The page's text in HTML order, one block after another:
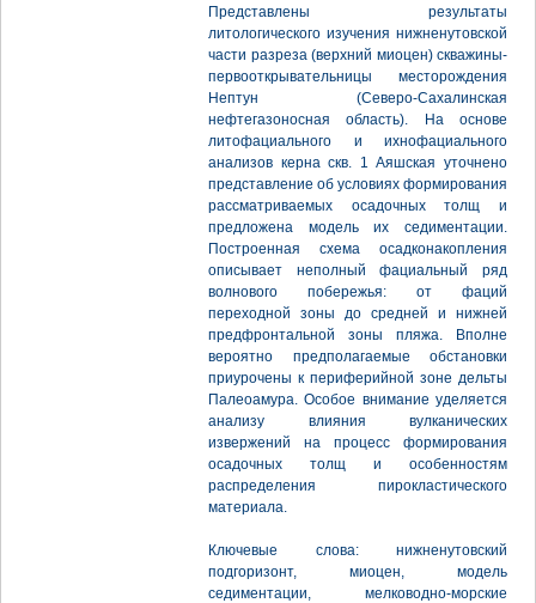
Представлены результаты
литологического изучения нижненутовской
части разреза (верхний миоцен) скважины-
первооткрывательницы месторождения
Нептун (Северо-Сахалинская
нефтегазоносная область). На основе
литофациального и ихнофациального
анализов керна скв. 1 Аяшская уточнено
представление об условиях формирования
рассматриваемых осадочных толщ и
предложена модель их седиментации.
Построенная схема осадконакопления
описывает неполный фациальный ряд
волнового побережья: от фаций
переходной зоны до средней и нижней
предфронтальной зоны пляжа. Вполне
вероятно предполагаемые обстановки
приурочены к периферийной зоне дельты
Палеоамура. Особое внимание уделяется
анализу влияния вулканических
извержений на процесс формирования
осадочных толщ и особенностям
распределения пирокластического
материала.
Ключевые слова: нижненутовский
подгоризонт, миоцен, модель
седиментации, мелководно-морские